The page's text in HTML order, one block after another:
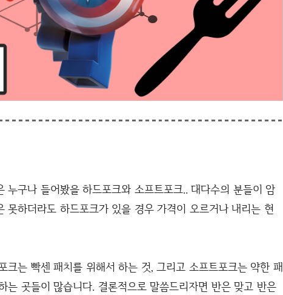
누구나 들어봤을 하드포크와 소프트포크.. 대다수의 분들이 암
못하더라도 하드포크가 있을 경우 가격이 오르거나 내리는 현
크는 빡센 패치를 위해서 하는 것, 그리고 소프트포크는 약한 패
는 곳들이 많습니다. 결론적으로 말씀드리자면 반은 맞고 반은